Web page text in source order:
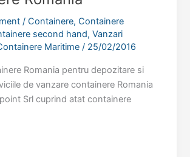
/ Containere, Containere
second hand,Vanzari
Maritime/ 25/02/2016
Romania pentru depozitare si
de vanzare containere Romania
Srl cuprind atat containere